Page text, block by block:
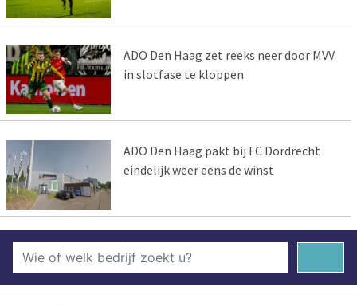
ADO Den Haag zet reeks neer door MVV
in slotfase te kloppen
ADO Den Haag pakt bij FC Dordrecht
eindelijk weer eens de winst